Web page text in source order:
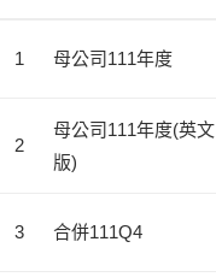
1 母公司111年度
2
母公司111年度(英文
版)
3 合併111Q4